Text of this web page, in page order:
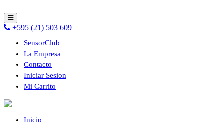
+595 (21) 503 609
SensorClub
La Empresa
Contacto
Iniciar Sesion
Mi Carrito
Inicio